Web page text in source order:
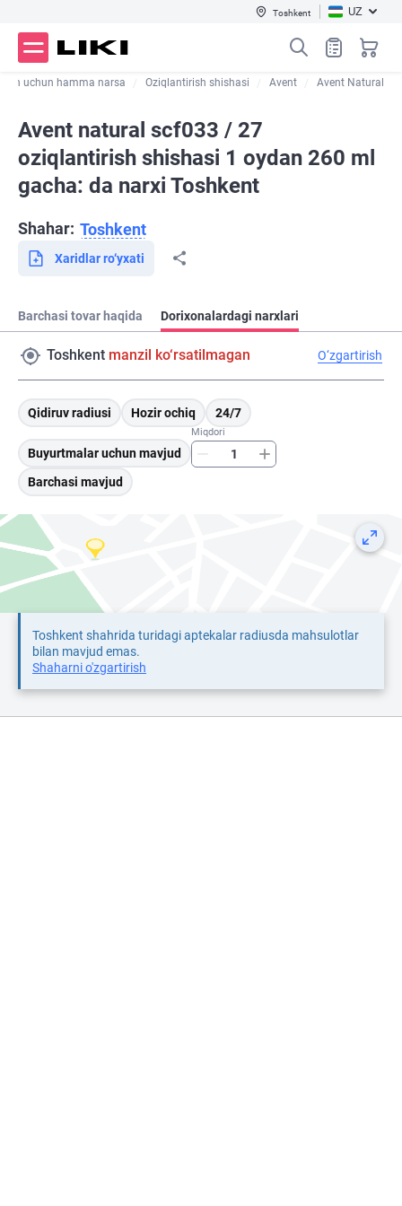
Toshkent UZ
uchun hamma narsa Oziqlantirish shishasi Avent Avent Natural
Avent natural scf033 / 27
oziqlantirish shishasi 1 oydan 260 ml
gacha: da narxi Toshkent
Shahar: Toshkent
Xaridlar ro‘yxati
Barchasi tovar haqida Dorixonalardagi narxlari
Toshkent manzil ko‘rsatilmagan O‘zgartirish
Qidiruv radiusi Hozir ochiq 24/7
Buyurtmalar uchun mavjud
Miqdori
Barchasi mavjud
Toshkent shahrida turidagi aptekalar radiusda mahsulotlar
bilan mavjud emas.
Shaharni o'zgartirish